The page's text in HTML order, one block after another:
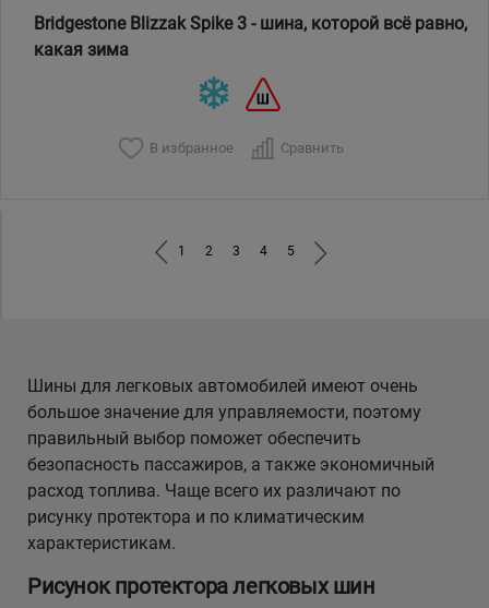
Bridgestone Blizzak Spike 3 - шина, которой всё равно,
какая зима
В избранное Сравнить
1 2 3 4 5
Шины для легковых автомобилей имеют очень
большое значение для управляемости, поэтому
правильный выбор поможет обеспечить
безопасность пассажиров, а также экономичный
расход топлива. Чаще всего их различают по
рисунку протектора и по климатическим
характеристикам.
Рисунок протектора легковых шин